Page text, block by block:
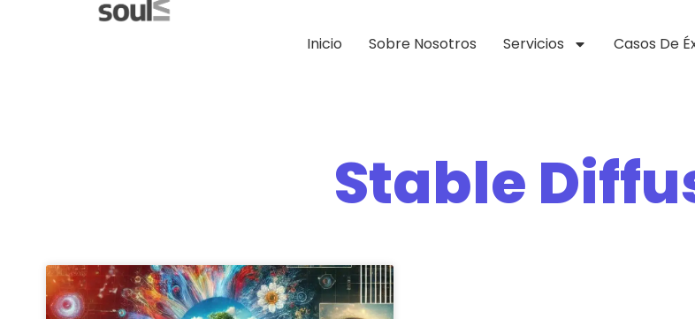
Inicio Sobre Nosotros Servicios Casos De
Stable